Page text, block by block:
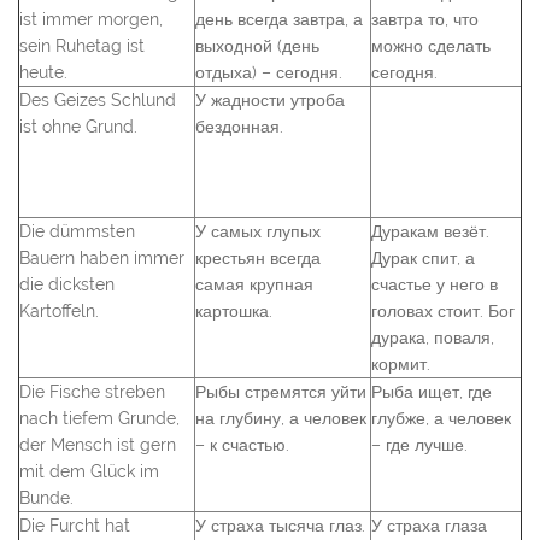
ist immer morgen,
sein Ruhetag ist
heute.
день всегда завтра, а
выходной (день
отдыха) – сегодня.
завтра то, что
можно сделать
сегодня.
Des Geizes Schlund
ist ohne Grund.
У жадности утроба
бездонная.
Die dümmsten
Bauern haben immer
die dicksten
Kartoffeln.
У самых глупых
крестьян всегда
самая крупная
картошка.
Дуракам везёт.
Дурак спит, а
счастье у него в
головах стоит. Бог
дурака, поваля,
кормит.
Die Fische streben
nach tiefem Grunde,
der Mensch ist gern
mit dem Glück im
Bunde.
Рыбы стремятся уйти
на глубину, а человек
– к счастью.
Рыба ищет, где
глубже, а человек
– где лучше.
Die Furcht hat У страха тысяча глаз. У страха глаза